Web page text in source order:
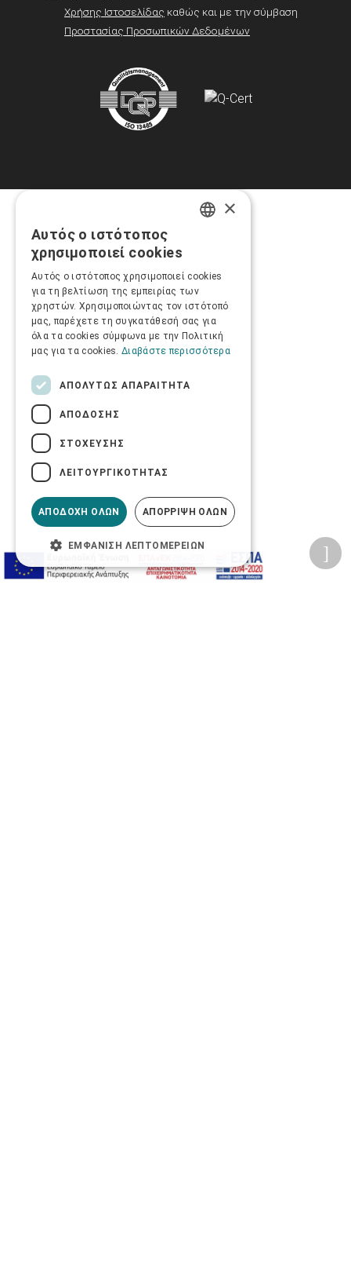
Χρήσης Ιστοσελίδας καθώς και με την σύμβαση
Προστασίας Προσωπικών Δεδομένων
×
Αυτός ο ιστότοπος
χρησιμοποιεί cookies
Αυτός ο ιστότοπος χρησιμοποιεί cookies
για τη βελτίωση της εμπειρίας των
χρηστών. Χρησιμοποιώντας τον ιστότοπό
μας, παρέχετε τη συγκατάθεσή σας για
όλα τα cookies σύμφωνα με την Πολιτική
μας για τα cookies. Διαβάστε περισσότερα
ΑΠΟΛΎΤΩΣ ΑΠΑΡΑΊΤΗΤΑ
ΑΠΌΔΟΣΗΣ
ΣΤΌΧΕΥΣΗΣ
ΛΕΙΤΟΥΡΓΙΚΌΤΗΤΑΣ
ΑΠΟΔΟΧΉ ΌΛΩΝ ΑΠΌΡΡΙΨΗ ΌΛΩΝ
ΕΜΦΆΝΙΣΗ ΛΕΠΤΟΜΕΡΕΙΏΝ